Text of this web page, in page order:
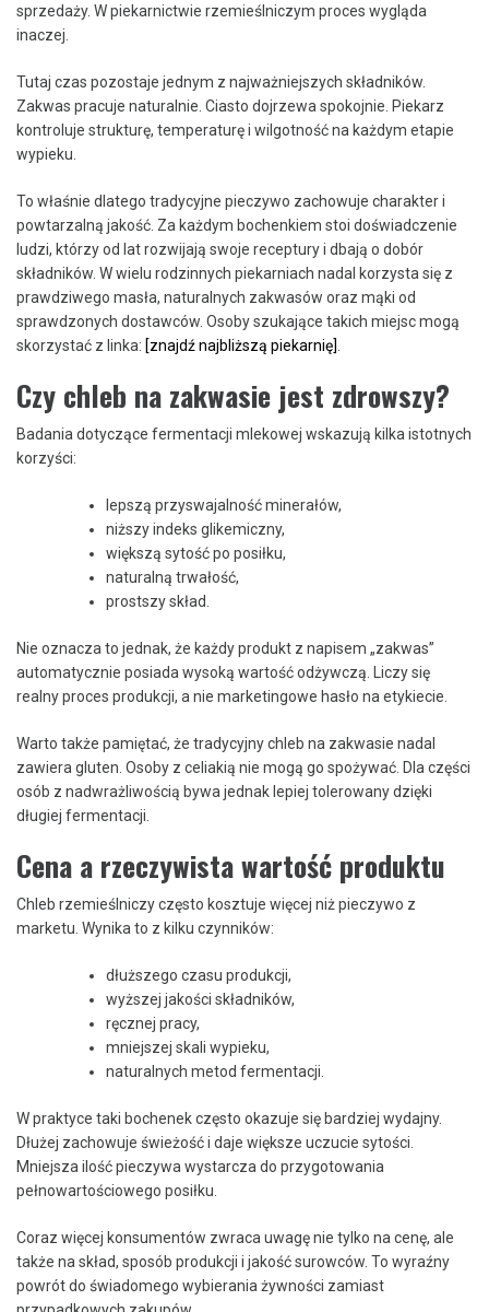
sprzedaży. W piekarnictwie rzemieślniczym proces wygląda
inaczej.
Tutaj czas pozostaje jednym z najważniejszych składników.
Zakwas pracuje naturalnie. Ciasto dojrzewa spokojnie. Piekarz
kontroluje strukturę, temperaturę i wilgotność na każdym etapie
wypieku.
To właśnie dlatego tradycyjne pieczywo zachowuje charakter i
powtarzalną jakość. Za każdym bochenkiem stoi doświadczenie
ludzi, którzy od lat rozwijają swoje receptury i dbają o dobór
składników. W wielu rodzinnych piekarniach nadal korzysta się z
prawdziwego masła, naturalnych zakwasów oraz mąki od
sprawdzonych dostawców. Osoby szukające takich miejsc mogą
skorzystać z linka: [znajdź najbliższą piekarnię]
Czy chleb na zakwasie jest zdrowszy?
Badania dotyczące fermentacji mlekowej wskazują kilka istotnych
korzyści:
lepszą przyswajalność minerałów,
niższy indeks glikemiczny,
większą sytość po posiłku,
naturalną trwałość,
prostszy skład.
Nie oznacza to jednak, że każdy produkt z napisem „zakwas”
automatycznie posiada wysoką wartość odżywczą. Liczy się
realny proces produkcji, a nie marketingowe hasło na etykiecie.
Warto także pamiętać, że tradycyjny chleb na zakwasie nadal
zawiera gluten. Osoby z celiakią nie mogą go spożywać. Dla części
osób z nadwrażliwością bywa jednak lepiej tolerowany dzięki
długiej fermentacji.
Cena a rzeczywista wartość produktu
Chleb rzemieślniczy często kosztuje więcej niż pieczywo z
marketu. Wynika to z kilku czynników:
dłuższego czasu produkcji,
wyższej jakości składników,
ręcznej pracy,
mniejszej skali wypieku,
naturalnych metod fermentacji.
W praktyce taki bochenek często okazuje się bardziej wydajny.
Dłużej zachowuje świeżość i daje większe uczucie sytości.
Mniejsza ilość pieczywa wystarcza do przygotowania
pełnowartościowego posiłku.
Coraz więcej konsumentów zwraca uwagę nie tylko na cenę, ale
także na skład, sposób produkcji i jakość surowców. To wyraźny
powrót do świadomego wybierania żywności zamiast